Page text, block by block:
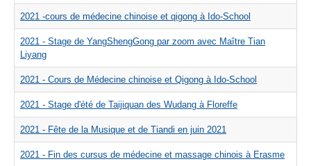
2021 -cours de médecine chinoise et qigong à Ido-School
2021 - Stage de YangShengGong par zoom avec Maître Tian
Liyang
2021 - Cours de Médecine chinoise et Qigong à Ido-School
2021 - Stage d'été de Taijiquan des Wudang à Floreffe
2021 - Fête de la Musique et de Tiandi en juin 2021
2021 - Fin des cursus de médecine et massage chinois à Erasme